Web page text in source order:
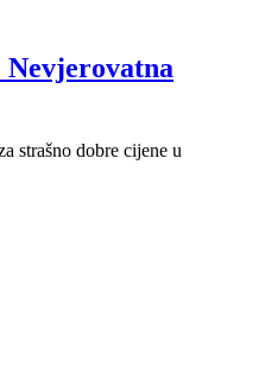
Nevjerovatna
strašno dobre cijene u